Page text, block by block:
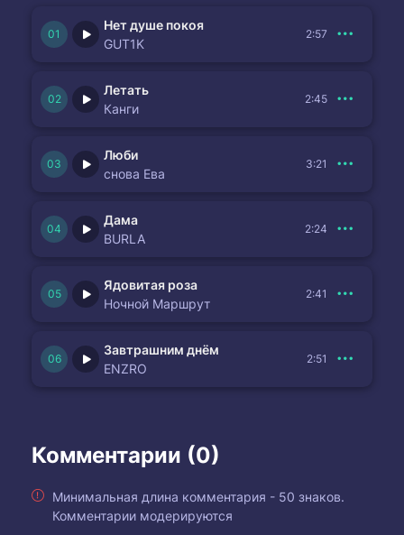
Нет душе покоя
GUT1K
2:57
Летать
Канги
2:45
Люби
снова Ева
3:21
Дама
BURLA
2:24
Ядовитая роза
Ночной Маршрут
2:41
Завтрашним днём
ENZRO
2:51
Комментарии (0)
Минимальная длина комментария - 50 знаков.
Комментарии модерируются